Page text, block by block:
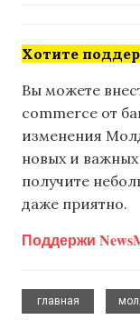
Хотите
Вы можете
commerce от
изменения
новых и
получите
даже приятно.
Поддержи
главная